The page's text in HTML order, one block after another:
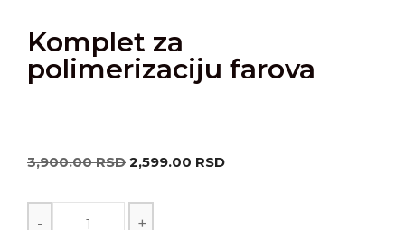
Komplet za
polimerizaciju farova
3,900.00RSD 2,599.00 RSD
- +